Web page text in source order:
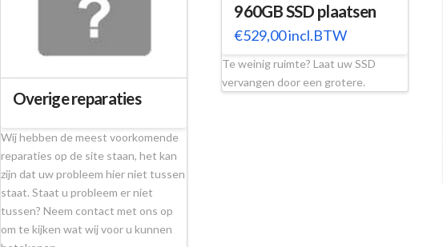
Overige reparaties
Wij hebben de meest voorkomende
reparaties op de site staan, het kan
zijn dat uw probleem hier niet tussen
staat. Staat u probleem er niet
tussen? Neem contact met ons op
om te kijken wat wij voor u kunnen
960GB SSD plaatsen
€529,00incl.BTW
Te weinig ruimte? Laat uw SSD
vervangen door een grotere.